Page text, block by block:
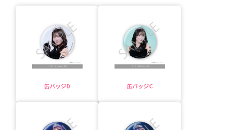
缶バッジD 缶バッジC